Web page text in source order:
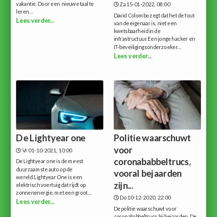
vakantie. Door een nieuwe taal te
leren...
Lees verder...
Za 15-01-2022, 08:00
David Colombo zegt dat het de fout
van de eigenaar is, niet een
kwetsbaarheid in de
infrastructuur.Een jonge hacker en
IT-beveiligingsonderzoeker...
Lees verder...
De Lightyear one
Vr 01-10-2021, 10:00
De Lightyear one is de meest
duurzaamste auto op de
wereld.Lightyear One is een
elektrisch voertuig dat rijdt op
zonnenenergie, met een groot...
Lees verder...
Politie waarschuwt
voor
coronababbeltrucs,
vooral bejaarden
zijn...
Do 10-12-2020, 22:00
De politie waarschuwt voor